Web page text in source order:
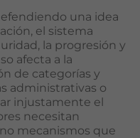
una idea
el sistema
la progresión y
afecta a la
de categorías y
administrativas o
injustamente el
necesitan
mecanismos que